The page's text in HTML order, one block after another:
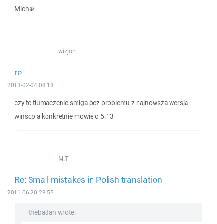
Michał
wizjon
re
2013-02-04 08:18
czy to tlumaczenie smiga bez problemu z najnowsza wersja
winscp a konkretnie mowie o 5.13
M.T
Re: Small mistakes in Polish translation
2011-06-20 23:55
thebadan wrote: